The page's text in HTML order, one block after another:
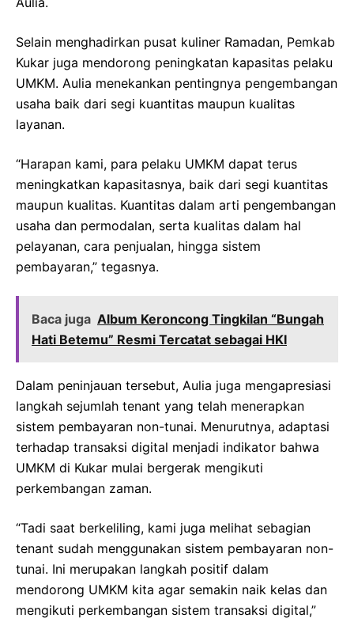
Selain menghadirkan pusat kuliner Ramadan, Pemkab
Kukar juga mendorong peningkatan kapasitas pelaku
UMKM. Aulia menekankan pentingnya pengembangan
usaha baik dari segi kuantitas maupun kualitas
layanan.
“Harapan kami, para pelaku UMKM dapat terus
meningkatkan kapasitasnya, baik dari segi kuantitas
maupun kualitas. Kuantitas dalam arti pengembangan
usaha dan permodalan, serta kualitas dalam hal
pelayanan, cara penjualan, hingga sistem
pembayaran,” tegasnya.
Baca juga Album Keroncong Tingkilan “Bungah
Hati Betemu” Resmi Tercatat sebagai HKI
Dalam peninjauan tersebut, Aulia juga mengapresiasi
langkah sejumlah tenant yang telah menerapkan
sistem pembayaran non-tunai. Menurutnya, adaptasi
terhadap transaksi digital menjadi indikator bahwa
UMKM di Kukar mulai bergerak mengikuti
perkembangan zaman.
“Tadi saat berkeliling, kami juga melihat sebagian
tenant sudah menggunakan sistem pembayaran non-
tunai. Ini merupakan langkah positif dalam
mendorong UMKM kita agar semakin naik kelas dan
mengikuti perkembangan sistem transaksi digital,”